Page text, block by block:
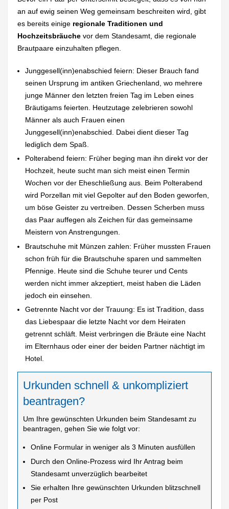
an auf ewig seinen Weg gemeinsam beschreiten wird, gibt
es bereits einige regionale Traditionen und
Hochzeitsbräuche vor dem Standesamt, die regionale
Brautpaare einzuhalten pflegen.
Junggesell(inn)enabschied feiern: Dieser Brauch fand
seinen Ursprung im antiken Griechenland, wo mehrere
junge Männer den letzten freien Tag im Leben eines
Bräutigams feierten. Heutzutage zelebrieren sowohl
Männer als auch Frauen einen
Junggesell(inn)enabschied. Dabei dient dieser Tag
lediglich dem Spaß.
Polterabend feiern: Früher beging man ihn direkt vor der
Hochzeit, heute sucht man sich meist einen Termin
Wochen vor der Eheschließung aus. Beim Polterabend
wird Porzellan mit viel Gepolter auf den Boden geworfen,
um böse Geister zu vertreiben. Dessen Scherben muss
das Paar auffegen als Zeichen für das gemeinsame
Meistern von Anstrengungen.
Brautschuhe mit Münzen zahlen: Früher mussten Frauen
schon früh für die Brautschuhe sparen und sammelten
Pfennige. Heute sind die Schuhe teurer und Cents
werden nicht immer akzeptiert, meist haben die Läden
jedoch ein einsehen.
Getrennte Nacht vor der Trauung: Es ist Tradition, dass
das Liebespaar die letzte Nacht vor dem Heiraten
getrennt schläft. Meist verbringen die Bräute eine Nacht
im Elternhaus oder einer der beiden Partner nächtigt im
Hotel.
Urkunden schnell & unkompliziert
beantragen?
Um Ihre gewünschten Urkunden beim Standesamt zu
beantragen, gehen Sie wie folgt vor:
Online Formular in weniger als 3 Minuten ausfüllen
Durch den Online-Prozess wird Ihr Antrag beim
Standesamt unverzüglich bearbeitet
Sie erhalten Ihre gewünschten Urkunden blitzschnell
per Post